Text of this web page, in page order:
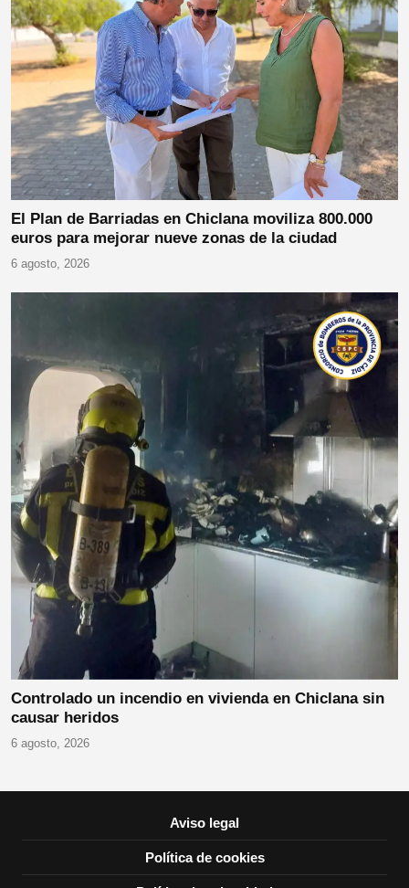
El Plan de Barriadas en Chiclana moviliza 800.000
euros para mejorar nueve zonas de la ciudad
6 agosto, 2026
Controlado un incendio en vivienda en Chiclana sin
causar heridos
6 agosto, 2026
Aviso legal
Política de cookies